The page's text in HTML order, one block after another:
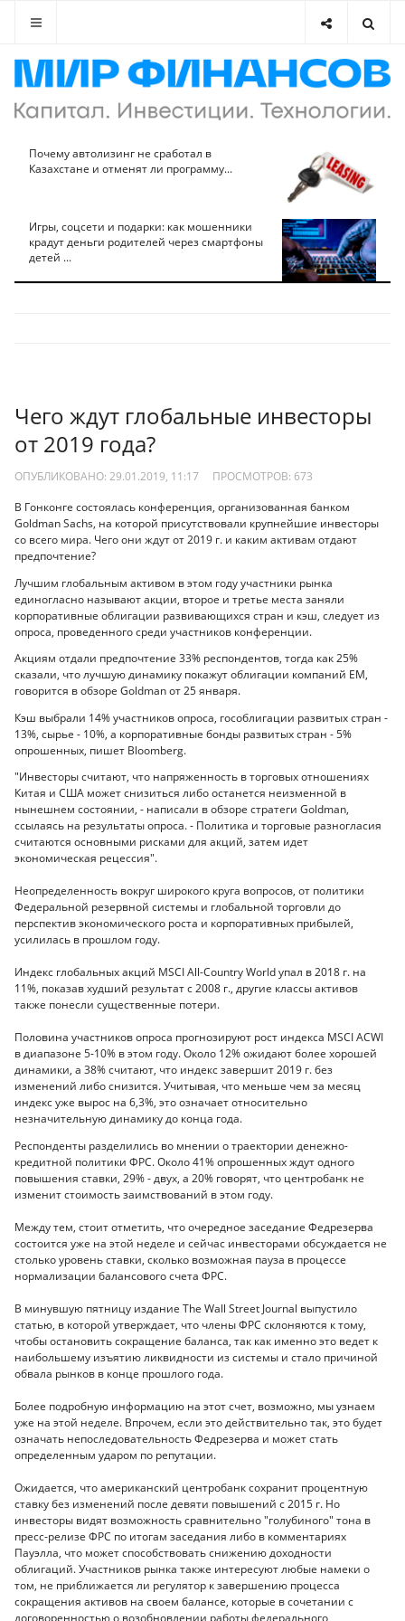
Почему автолизинг не сработал в
Казахстане и отменят ли программу...
Игры, соцсети и подарки: как мошенники
крадут деньги родителей через смартфоны
детей ...
Чего ждут глобальные инвесторы
от 2019 года?
ОПУБЛИКОВАНО: 29.01.2019, 11:17 ПРОСМОТРОВ: 673
В Гонконге состоялась конференция, организованная банком
Goldman Sachs, на которой присутствовали крупнейшие инвесторы
со всего мира. Чего они ждут от 2019 г. и каким активам отдают
предпочтение?
Лучшим глобальным активом в этом году участники рынка
единогласно называют акции, второе и третье места заняли
корпоративные облигации развивающихся стран и кэш, следует из
опроса, проведенного среди участников конференции.
Акциям отдали предпочтение 33% респондентов, тогда как 25%
сказали, что лучшую динамику покажут облигации компаний EM,
говорится в обзоре Goldman от 25 января.
Кэш выбрали 14% участников опроса, гособлигации развитых стран -
13%, сырье - 10%, а корпоративные бонды развитых стран - 5%
опрошенных, пишет Bloomberg.
"Инвесторы считают, что напряженность в торговых отношениях
Китая и США может снизиться либо останется неизменной в
нынешнем состоянии, - написали в обзоре стратеги Goldman,
ссылаясь на результаты опроса. - Политика и торговые разногласия
считаются основными рисками для акций, затем идет
экономическая рецессия".
Неопределенность вокруг широкого круга вопросов, от политики
Федеральной резервной системы и глобальной торговли до
перспектив экономического роста и корпоративных прибылей,
усилилась в прошлом году.
Индекс глобальных акций MSCI All-Country World упал в 2018 г. на
11%, показав худший результат с 2008 г., другие классы активов
также понесли существенные потери.
Половина участников опроса прогнозируют рост индекса MSCI ACWI
в диапазоне 5-10% в этом году. Около 12% ожидают более хорошей
динамики, а 38% считают, что индекс завершит 2019 г. без
изменений либо снизится. Учитывая, что меньше чем за месяц
индекс уже вырос на 6,3%, это означает относительно
незначительную динамику до конца года.
Респонденты разделились во мнении о траектории денежно-
кредитной политики ФРС. Около 41% опрошенных ждут одного
повышения ставки, 29% - двух, а 20% говорят, что центробанк не
изменит стоимость заимствований в этом году.
Между тем, стоит отметить, что очередное заседание Федрезерва
состоится уже на этой неделе и сейчас инвесторами обсуждается не
столько уровень ставки, сколько возможная пауза в процессе
нормализации балансового счета ФРС.
В минувшую пятницу издание The Wall Street Journal выпустило
статью, в которой утверждает, что члены ФРС склоняются к тому,
чтобы остановить сокращение баланса, так как именно это ведет к
наибольшему изъятию ликвидности из системы и стало причиной
обвала рынков в конце прошлого года.
Более подробную информацию на этот счет, возможно, мы узнаем
уже на этой неделе. Впрочем, если это действительно так, это будет
означать непоследовательность Федрезерва и может стать
определенным ударом по репутации.
Ожидается, что американский центробанк сохранит процентную
ставку без изменений после девяти повышений с 2015 г. Но
инвесторы видят возможность сравнительно "голубиного" тона в
пресс-релизе ФРС по итогам заседания либо в комментариях
Пауэлла, что может способствовать снижению доходности
облигаций. Участников рынка также интересуют любые намеки о
том, не приближается ли регулятор к завершению процесса
сокращения активов на своем балансе, которые в сочетании с
договоренностью о возобновлении работы федерального